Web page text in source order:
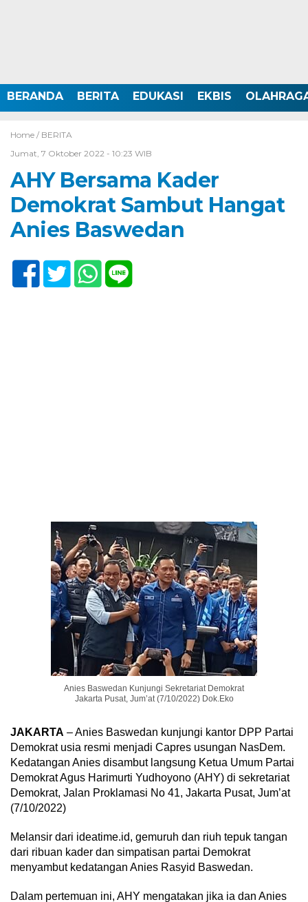
BERANDA BERITA EDUKASI EKBIS
Home / BERITA
Jumat, 7 Oktober 2022 - 10:23 WIB
AHY Bersama Kader
Demokrat Sambut Hangat
Anies Baswedan
Anies Baswedan Kunjungi Sekretariat Demokrat
Jakarta Pusat, Jum’at (7/10/2022) Dok.Eko
JAKARTA – Anies Baswedan kunjungi kantor DPP Partai
Demokrat usia resmi menjadi Capres usungan NasDem.
Kedatangan Anies disambut langsung Ketua Umum Partai
Demokrat Agus Harimurti Yudhoyono (AHY) di sekretariat
Demokrat, Jalan Proklamasi No 41, Jakarta Pusat, Jum’at
(7/10/2022)
Melansir dari ideatime.id, gemuruh dan riuh tepuk tangan
dari ribuan kader dan simpatisan partai Demokrat
menyambut kedatangan Anies Rasyid Baswedan.
Dalam pertemuan ini, AHY mengatakan jika ia dan Anies